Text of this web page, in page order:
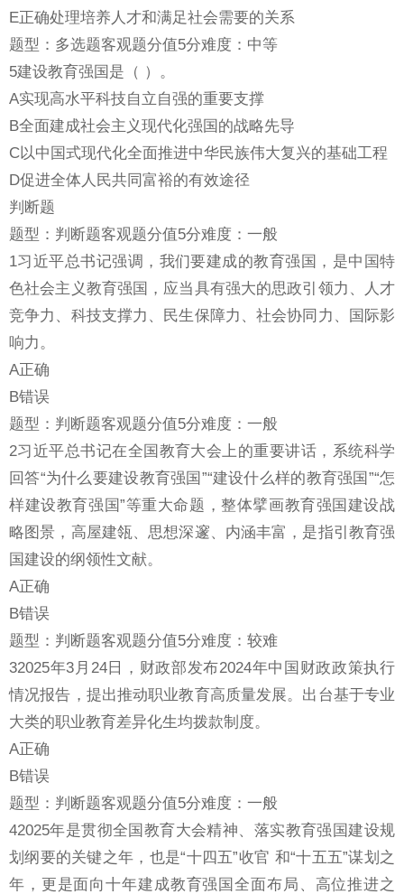
E正确处理培养人才和满足社会需要的关系
题型：多选题客观题分值5分难度：中等
5建设教育强国是（ ）。
A实现高水平科技自立自强的重要支撑
B全面建成社会主义现代化强国的战略先导
C以中国式现代化全面推进中华民族伟大复兴的基础工程
D促进全体人民共同富裕的有效途径
判断题
题型：判断题客观题分值5分难度：一般
1习近平总书记强调，我们要建成的教育强国，是中国特
色社会主义教育强国，应当具有强大的思政引领力、人才
竞争力、科技支撑力、民生保障力、社会协同力、国际影
响力。
A正确
B错误
题型：判断题客观题分值5分难度：一般
2习近平总书记在全国教育大会上的重要讲话，系统科学
回答“为什么要建设教育强国”“建设什么样的教育强国”“怎
样建设教育强国”等重大命题，整体擘画教育强国建设战
略图景，高屋建瓴、思想深邃、内涵丰富，是指引教育强
国建设的纲领性文献。
A正确
B错误
题型：判断题客观题分值5分难度：较难
32025年3月24日，财政部发布2024年中国财政政策执行
情况报告，提出推动职业教育高质量发展。出台基于专业
大类的职业教育差异化生均拨款制度。
A正确
B错误
题型：判断题客观题分值5分难度：一般
42025年是贯彻全国教育大会精神、落实教育强国建设规
划纲要的关键之年，也是“十四五”收官 和“十五五”谋划之
年，更是面向十年建成教育强国全面布局、高位推进之